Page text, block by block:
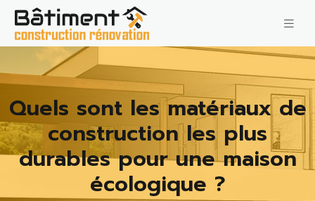
Quels sont les matériaux de
construction les plus
durables pour une maison
écologique ?